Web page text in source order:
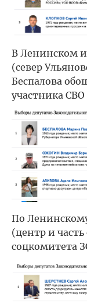
В Ленинском
(север
Беспалова
участника
По
(центр и
соцкомитета